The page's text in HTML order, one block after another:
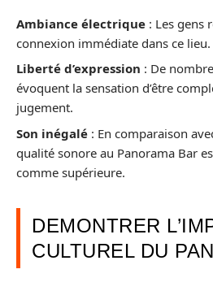
Ambiance électrique : Les gens
connexion immédiate dans ce lieu.
Liberté d’expression : De
évoquent la sensation d’être
jugement.
Son inégalé : En comparaison
qualité sonore au Panorama Bar
comme supérieure.
DEMONTRER
CULTUREL DU